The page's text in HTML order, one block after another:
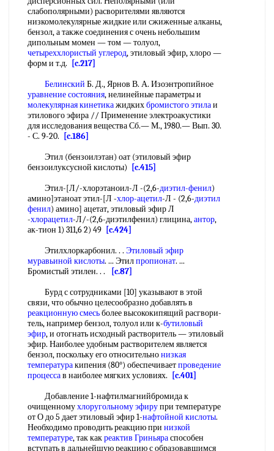
слабополярными) расворителями являются
низкомолекулярные жидкие или сжиженные алканы,
бензол, а также соединения с очень небольшим
дипольным момен — том — толуол,
четыреххлористый углерод, этиловый эфир, хлоро —
форм и т.д.
[c.217]
Белинский Б. Д., Ярнов В. А. Изоэнтропийное
уравнение состояния, нелинейные параметры и
молекулярная кинетикажидкихбромистого этилаи
этилового эфира // Применение электроакустики
для исследования вещества Сб.— М., 1980.— Вып. 30.
- С. 9-20.
[c.186]
Этил (бензоилэтан) оат (этиловый эфир
бензоилуксусной кислоты)
[c.415]
Этил-[Л/-хлорэтаноил-Л -(2,6-диэтил-фенил)
амино]этаноат этил-[Л -хлор-ацетил-Л - (2,6-диэтил
фенил) амино] ацетат, этиловый эфир Л
-хлорацетил-Л/-(2,6-диэтилфенил) глицина,антор,
ак-тион 1) 311,6 2) 49 [c.424]
Этилхлоркарбонил. . . Этиловый эфир
муравьиной кислоты. ... Этилпропионат. ...
Бромистый этилен. . .
[c.87]
Бурд с сотрудниками [10] указывают в этой
связи, что обычно целесообразно добавлять в
реакционную смесьболее высококипящий расгвори-
тель, например бензол, толуол или к-бутиловый
эфир, и отогнать исходный растворитель — этиловый
эфир. Наиболее удобным растворителем является
бензол, поскольку его относительнонизкая
температуракипения (80°) обеспечиваетпроведение
процессав наиболее мягких условиях.
[c.401]
Добавление 1-нафтилмагнийбромида к
очищенномухлоругольному эфирупри температуре
от О до 5 дает этиловый эфир 1-нафтойной кислоты.
Необходимо проводить реакцию при низкой
температуре, так какреактив Гриньяраспособен
вступать в дальнейшую реакцию с образовавшимся